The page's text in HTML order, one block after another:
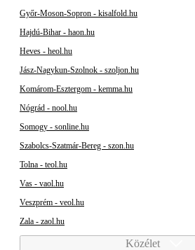
Győr-Moson-Sopron - kisalfold.hu
Hajdú-Bihar - haon.hu
Heves - heol.hu
Jász-Nagykun-Szolnok - szoljon.hu
Komárom-Esztergom - kemma.hu
Nógrád - nool.hu
Somogy - sonline.hu
Szabolcs-Szatmár-Bereg - szon.hu
Tolna - teol.hu
Vas - vaol.hu
Veszprém - veol.hu
Zala - zaol.hu
Közélet